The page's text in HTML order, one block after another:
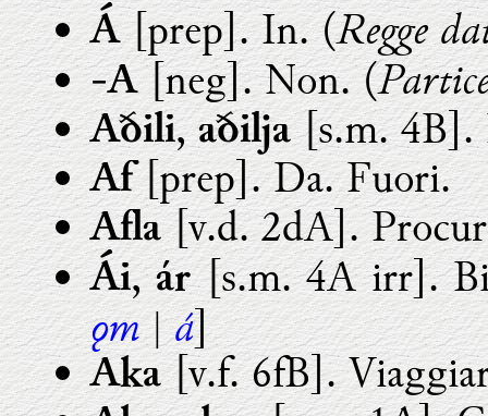
Á[prep]. In. (Regge
-A[neg]. Non. (
Aðili,aðilja[s.m. 4B].
Af[prep]. Da. Fuori.
Afla[v.d. 2dA].
Ái,ár[s.m. 4A irr].
ǫm|á]
Aka[v.f. 6fB].